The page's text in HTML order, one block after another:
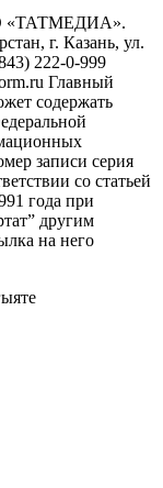
«ТАТМЕДИА».
г. Казань, ул.
222-0-999
Главный
содержать
записи серия
со статьей
года при
другим
на него